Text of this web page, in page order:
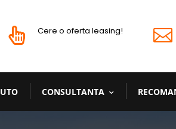
 Cere o oferta leasing! 
CONSULTANTA